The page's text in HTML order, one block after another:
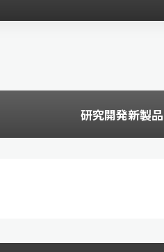
研究開発新製品